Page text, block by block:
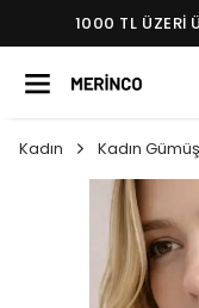
1000 TL ÜZERI
Kadın Kadın